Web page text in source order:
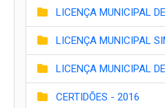
LICENÇA MUNICIPAL
LICENÇA MUNICIPAL
LICENÇA MUNICIPAL
CERTIDÕES - 2016